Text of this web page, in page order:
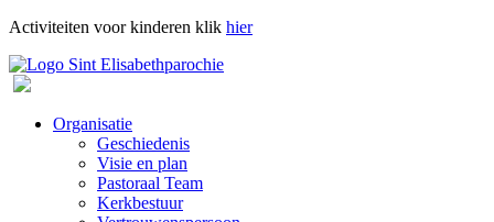
Activiteiten voor kinderen klik hier
Organisatie
Geschiedenis
Visie en plan
Pastoraal Team
Kerkbestuur